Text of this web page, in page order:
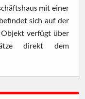
mit einer
sich auf der
Objekt verfügt über
direkt dem